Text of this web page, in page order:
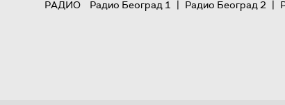
РАДИО
Радио Београд 1 | Радио Београд 2 |